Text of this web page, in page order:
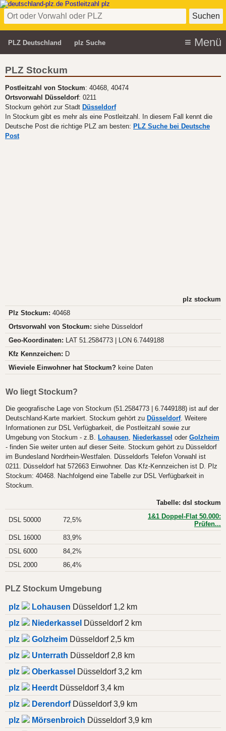
PLZ Deutschland plz Suche
PLZ Stockum
Postleitzahl von Stockum: 40468, 40474
Ortsvorwahl Düsseldorf: 0211
Stockum gehört zur Stadt Düsseldorf
In Stockum gibt es mehr als eine Postleitzahl. In diesem Fall kennt die
Deutsche Post die richtige PLZ am besten: PLZ Suche bei Deutsche
Post
plz stockum
Plz Stockum: 40468
Ortsvorwahl von Stockum: siehe Düsseldorf
Geo-Koordinaten: LAT 51.2584773 | LON 6.7449188
Kfz Kennzeichen: D
Wieviele Einwohner hat Stockum? keine Daten
Wo liegt Stockum?
Die geografische Lage von Stockum (51.2584773 | 6.7449188) ist auf der
Deutschland-Karte markiert. Stockum gehört zu Düsseldorf. Weitere
Informationen zur DSL Verfügbarkeit, die Postleitzahl sowie zur
Umgebung von Stockum - z.B. Lohausen, Niederkassel oder Golzheim
- finden Sie weiter unten auf dieser Seite. Stockum gehört zu Düsseldorf
im Bundesland Nordrhein-Westfalen. Düsseldorfs Telefon Vorwahl ist
0211. Düsseldorf hat 572663 Einwohner. Das Kfz-Kennzeichen ist D. Plz
Stockum: 40468. Nachfolgend eine Tabelle zur DSL Verfügbarkeit in
Stockum.
Tabelle: dsl stockum
DSL 50000 72,5%
1&1 Doppel-Flat 50.000:
Prüfen...
DSL 16000
83,9%
DSL 6000
84,2%
DSL 2000
86,4%
PLZ Stockum Umgebung
plz Lohausen Düsseldorf 1,2 km
plz
Niederkassel Düsseldorf 2 km
plz
Golzheim Düsseldorf 2,5 km
plz
Unterrath Düsseldorf 2,8 km
plz
Oberkassel Düsseldorf 3,2 km
plz
Heerdt Düsseldorf 3,4 km
plz
DerendorfDüsseldorf 3,9 km
plz
Mörsenbroich Düsseldorf 3,9 km